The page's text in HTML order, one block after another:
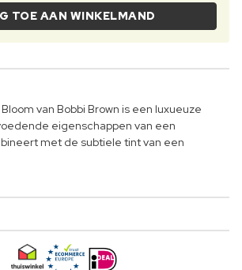
TOE AAN WINKELMAND
van Bobbi Brown is een luxueuze
eigenschappen van een
met de subtiele tint van een